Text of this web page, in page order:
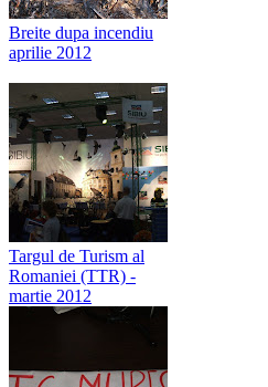
Breite dupa incendiu
aprilie 2012
Targul de Turism al
Romaniei (TTR) -
martie 2012